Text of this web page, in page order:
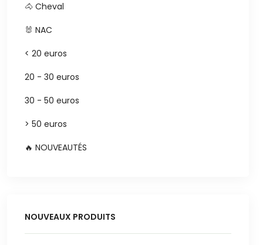
🐴 Cheval
🐰 NAC
< 20 euros
20 - 30 euros
30 - 50 euros
> 50 euros
🔥 NOUVEAUTÉS
NOUVEAUX PRODUITS